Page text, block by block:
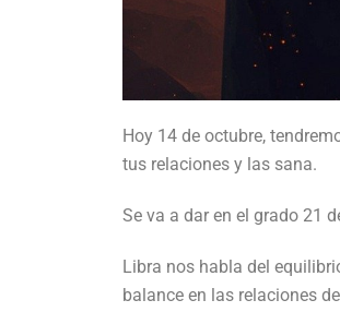
Hoy 14 de octubre,
tus relaciones y las sana.
Se va a dar en el grado 21
Libra nos habla del
balance en las relaciones